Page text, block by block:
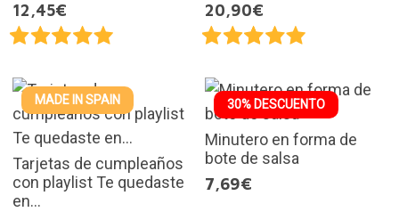
12,45€
20,90€
MADE IN SPAIN
Tarjetas de cumpleaños
con playlist Te quedaste
en...
30% DESCUENTO
Minutero en forma de
bote de salsa
7,69€